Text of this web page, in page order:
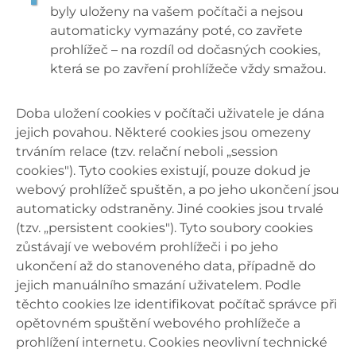
byly uloženy na vašem počítači a nejsou
automaticky vymazány poté, co zavřete
prohlížeč – na rozdíl od dočasných cookies,
která se po zavření prohlížeče vždy smažou.
Doba uložení cookies v počítači uživatele je dána
jejich povahou. Některé cookies jsou omezeny
trváním relace (tzv. relační neboli „session
cookies"). Tyto cookies existují, pouze dokud je
webový prohlížeč spuštěn, a po jeho ukončení jsou
automaticky odstraněny. Jiné cookies jsou trvalé
(tzv. „persistent cookies"). Tyto soubory cookies
zůstávají ve webovém prohlížeči i po jeho
ukončení až do stanoveného data, případně do
jejich manuálního smazání uživatelem. Podle
těchto cookies lze identifikovat počítač správce při
opětovném spuštění webového prohlížeče a
prohlížení internetu. Cookies neovlivní technické